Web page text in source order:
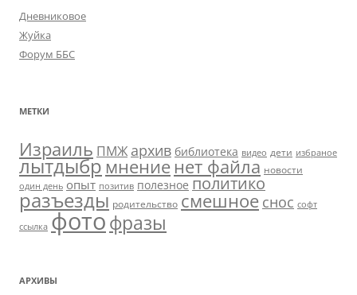
Дневниковое
Жуйка
Форум ББС
МЕТКИ
Израиль ПМЖ архив библиотека видео дети избраное
лытдыбрмнение нет файла новости
один день опыт позитив полезное политико
разъезды родительство смешное снос софт
ссылка фотофразы
АРХИВЫ